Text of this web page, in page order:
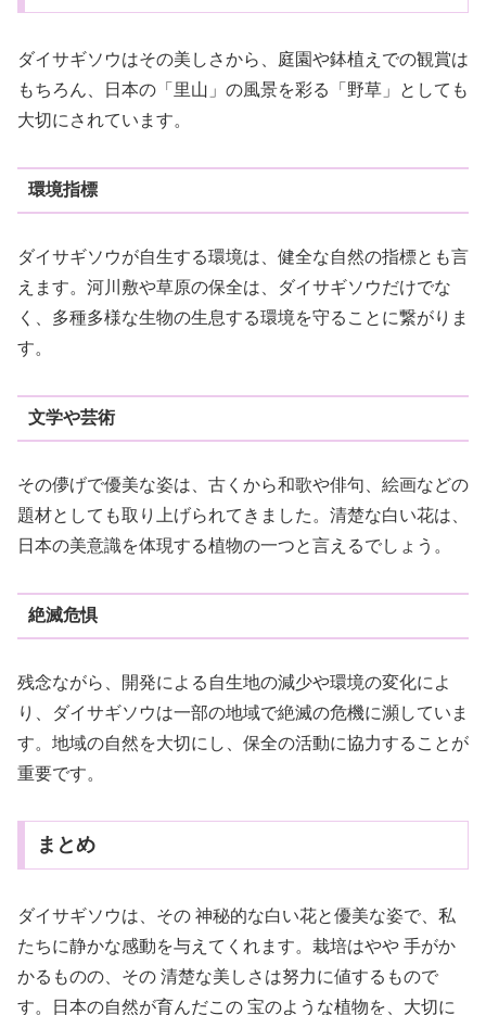
ダイサギソウはその美しさから、庭園や鉢植えでの観賞は
もちろん、日本の「里山」の風景を彩る「野草」としても
大切にされています。
環境指標
ダイサギソウが自生する環境は、健全な自然の指標とも言
えます。河川敷や草原の保全は、ダイサギソウだけでな
く、多種多様な生物の生息する環境を守ることに繋がりま
す。
文学や芸術
その儚げで優美な姿は、古くから和歌や俳句、絵画などの
題材としても取り上げられてきました。清楚な白い花は、
日本の美意識を体現する植物の一つと言えるでしょう。
絶滅危惧
残念ながら、開発による自生地の減少や環境の変化によ
り、ダイサギソウは一部の地域で絶滅の危機に瀕していま
す。地域の自然を大切にし、保全の活動に協力することが
重要です。
まとめ
ダイサギソウは、その 神秘的な白い花と優美な姿で、私
たちに静かな感動を与えてくれます。栽培はやや 手がか
かるものの、その 清楚な美しさは努力に値するもので
す。日本の自然が育んだこの 宝のような植物を、大切に